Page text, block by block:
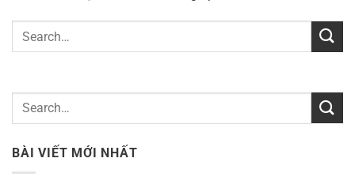
BÀI VIẾT MỚI NHẤT